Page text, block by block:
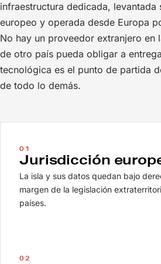
infraestructura dedicada,
europeo y operada desde Europa
No hay un proveedor extranjero en
de otro país pueda obligar a
tecnológica es el punto de partida
de todo lo demás.
01
Jurisdicción
La isla y sus datos quedan bajo
margen de la legislación
países.
02